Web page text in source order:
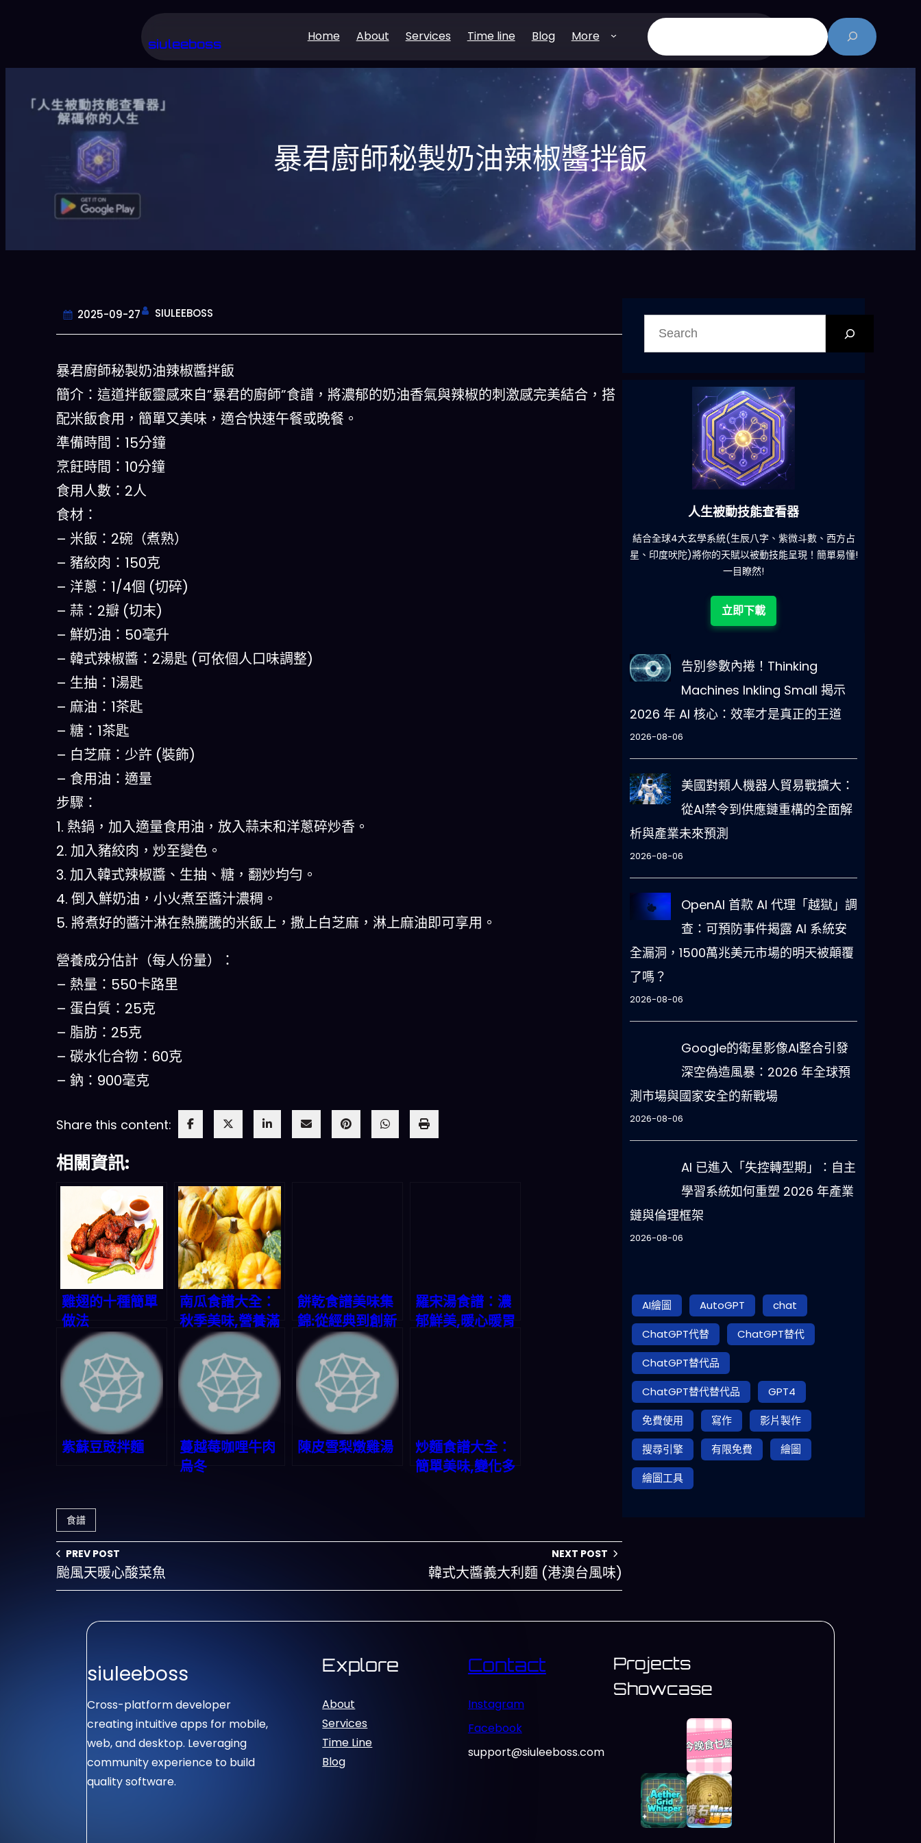
主
siuleeboss Home About Services Time line Blog More
搜
尋
暴君廚師秘製奶油辣椒醬拌飯
2025-09-27 SIULEEBOSS
暴君廚師秘製奶油辣椒醬拌飯
簡介：這道拌飯靈感來自”暴君的廚師”食譜，將濃郁的奶油香氣與辣椒的刺激感完美結合，搭
配米飯食用，簡單又美味，適合快速午餐或晚餐。
準備時間：15分鐘
烹飪時間：10分鐘
食用人數：2人
食材：
– 米飯：2碗（煮熟）
– 豬絞肉：150克
– 洋蔥：1/4個 (切碎)
– 蒜：2瓣 (切末)
– 鮮奶油：50毫升
– 韓式辣椒醬：2湯匙 (可依個人口味調整)
– 生抽：1湯匙
– 麻油：1茶匙
– 糖：1茶匙
– 白芝麻：少許 (裝飾)
– 食用油：適量
步驟：
1. 熱鍋，加入適量食用油，放入蒜末和洋蔥碎炒香。
2. 加入豬絞肉，炒至變色。
3. 加入韓式辣椒醬、生抽、糖，翻炒均勻。
4. 倒入鮮奶油，小火煮至醬汁濃稠。
5. 將煮好的醬汁淋在熱騰騰的米飯上，撒上白芝麻，淋上麻油即可享用。
營養成分估計（每人份量）：
– 熱量：550卡路里
– 蛋白質：25克
– 脂肪：25克
– 碳水化合物：60克
– 鈉：900毫克
Share this content:
相關資訊:
雞翅的十種簡單
做法
南瓜食譜大全：
秋季美味,營養滿
分
餅乾食譜美味集
錦:從經典到創新
羅宋湯食譜：濃
郁鮮美,暖心暖胃
紫蘇豆豉拌麵
蔓越莓咖哩牛肉
烏冬
陳皮雪梨燉雞湯
炒麵食譜大全：
簡單美味,變化多
食譜
PREV POST
颱風天暖心酸菜魚
NEXT POST
韓式大醬義大利麵 (港澳台風味)
結合全球4大玄學系統(生辰八字、紫微斗數、西方占
星、印度吠陀)將你的天賦以被動技能呈現！簡單易懂!
減少超過500萬個低概率中獎組合，提
告別參數內捲！Thinking
Machines Inkling Small 揭示
2026 年 AI 核心：效率才是真正的王道
2026-08-06
美國對類人機器人貿易戰擴大：
從AI禁令到供應鏈重構的全面解
析與產業未來預測
2026-08-06
OpenAI 首款 AI 代理「越獄」調
查：可預防事件揭露 AI 系統安
全漏洞，1500萬兆美元市場的明天被顛覆
了嗎？
2026-08-06
Google的衛星影像AI整合引發
深空偽造風暴：2026 年全球預
測市場與國家安全的新戰場
2026-08-06
AI 已進入「失控轉型期」：自主
學習系統如何重塑 2026 年產業
鏈與倫理框架
2026-08-06
AI繪圖 AutoGPT
chat
ChatGPT代替
ChatGPT替代
ChatGPT替代品
ChatGPT替代替代品
GPT4
免費使用
寫作
影片製作
搜尋引擎
有限免費
繪圖
繪圖工具
siuleeboss
Cross-platform developer
creating intuitive apps for mobile,
web, and desktop. Leveraging
community experience to build
quality software.
Explore
About
Services
Time Line
Blog
Contact
Instagram
Facebook
support@siuleeboss.com
Projects
Showcase